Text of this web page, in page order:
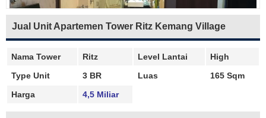
Jual Unit Apartemen Tower Ritz Kemang Village
Nama Tower Ritz Level Lantai
High
Type Unit
3 BR Luas
165 Sqm
Harga
4,5 Miliar